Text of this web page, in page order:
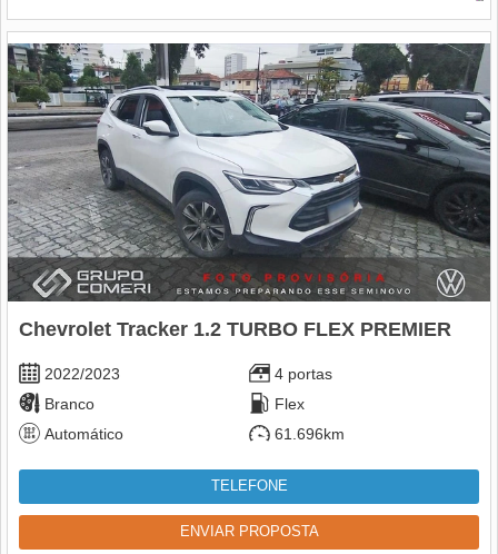
Chevrolet Tracker 1.2 TURBO FLEX PREMIER
2022/2023
4 portas
Branco
Flex
Automático
61.696km
TELEFONE
ENVIAR PROPOSTA